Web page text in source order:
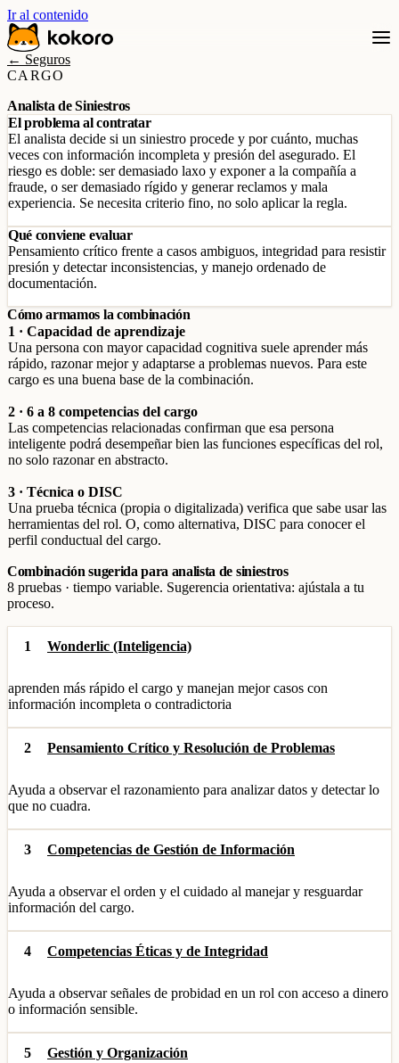
Ir al contenido
← Seguros
CARGO
Analista de Siniestros
El problema al contratar
El analista decide si un siniestro procede y por cuánto, muchas
veces con información incompleta y presión del asegurado. El
riesgo es doble: ser demasiado laxo y exponer a la compañía a
fraude, o ser demasiado rígido y generar reclamos y mala
experiencia. Se necesita criterio fino, no solo aplicar la regla.
Qué conviene evaluar
Pensamiento crítico frente a casos ambiguos, integridad para resistir
presión y detectar inconsistencias, y manejo ordenado de
documentación.
Cómo armamos la combinación
1 · Capacidad de aprendizaje
Una persona con mayor capacidad cognitiva suele aprender más
rápido, razonar mejor y adaptarse a problemas nuevos. Para este
cargo es una buena base de la combinación.
2 · 6 a 8 competencias del cargo
Las competencias relacionadas confirman que esa persona
inteligente podrá desempeñar bien las funciones específicas del rol,
no solo razonar en abstracto.
3 · Técnica o DISC
Una prueba técnica (propia o digitalizada) verifica que sabe usar las
herramientas del rol. O, como alternativa, DISC para conocer el
perfil conductual del cargo.
Combinación sugerida para analista de siniestros
8 pruebas · tiempo variable. Sugerencia orientativa: ajústala a tu
proceso.
1 Wonderlic (Inteligencia)
aprenden más rápido el cargo y manejan mejor casos con
información incompleta o contradictoria
2 Pensamiento Crítico y Resolución de Problemas
Ayuda a observar el razonamiento para analizar datos y detectar lo
que no cuadra.
3 Competencias de Gestión de Información
Ayuda a observar el orden y el cuidado al manejar y resguardar
información del cargo.
4 Competencias Éticas y de Integridad
Ayuda a observar señales de probidad en un rol con acceso a dinero
o información sensible.
5 Gestión y Organización